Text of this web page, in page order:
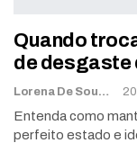
Quando
de desgaste
Lorena De Sousa
Entenda como
perfeito estado e